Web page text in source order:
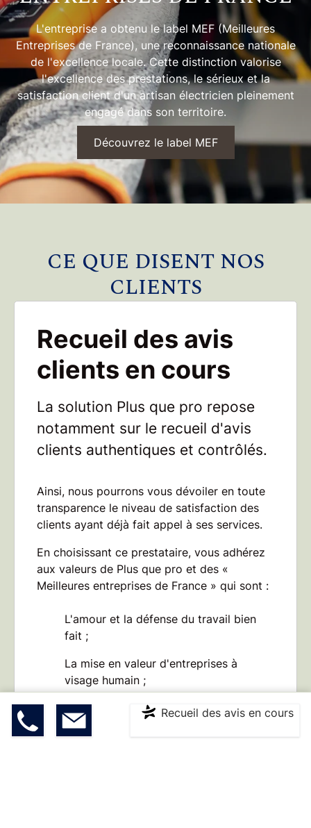
07 86 3* ** **
Recueil des avis en cours
L'entreprise a obtenu lelabel MEF (Meilleures
Entreprises de France), une reconnaissance nationale
de l'excellence locale. Cette distinction valorise
l'excellence des prestations, le sérieux et la
satisfaction clientd'un artisan électricien pleinement
engagé dans son territoire.
Découvrez le label MEF
CE QUE DISENT NOS
CLIENTS
Recueil des avis
clients en cours
La solution Plus que pro repose
notamment sur le recueil d'avis
clients authentiques et contrôlés.
Ainsi, nous pourrons vous dévoiler en toute
transparence le niveau de satisfaction des
clients ayant déjà fait appel à ses services.
En choisissant ce prestataire, vous adhérez
aux valeurs de Plus que pro et des «
Meilleures entreprises de France » qui sont :
L'amour et la défense du travail bien
fait ;
La mise en valeur d'entreprises à
visage humain ;
Le respect des engagements de
qualité et de la confiance d'un client ;